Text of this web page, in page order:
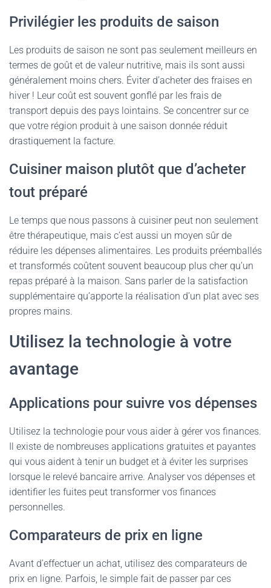
Privilégier les produits de saison
Les produits de saison ne sont pas seulement meilleurs en
termes de goût et de valeur nutritive, mais ils sont aussi
généralement moins chers. Éviter d’acheter des fraises en
hiver ! Leur coût est souvent gonflé par les frais de
transport depuis des pays lointains. Se concentrer sur ce
que votre région produit à une saison donnée réduit
drastiquement la facture.
Cuisiner maison plutôt que d’acheter
tout préparé
Le temps que nous passons à cuisiner peut non seulement
être thérapeutique, mais c’est aussi un moyen sûr de
réduire les dépenses alimentaires. Les produits préemballés
et transformés coûtent souvent beaucoup plus cher qu’un
repas préparé à la maison. Sans parler de la satisfaction
supplémentaire qu’apporte la réalisation d’un plat avec ses
propres mains.
Utilisez la technologie à votre
avantage
Applications pour suivre vos dépenses
Utilisez la technologie pour vous aider à gérer vos finances.
Il existe de nombreuses applications gratuites et payantes
qui vous aident à tenir un budget et à éviter les surprises
lorsque le relevé bancaire arrive. Analyser vos dépenses et
identifier les fuites peut transformer vos finances
personnelles.
Comparateurs de prix en ligne
Avant d’effectuer un achat, utilisez des comparateurs de
prix en ligne. Parfois, le simple fait de passer par ces